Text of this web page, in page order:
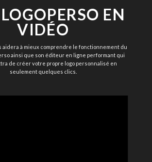
EN
VIDÉO
aidera à mieux comprendre le fonctionnement du
ainsi que son éditeur en ligne performant qui
de créer votre propre logo personnalisé en
seulement quelques clics.